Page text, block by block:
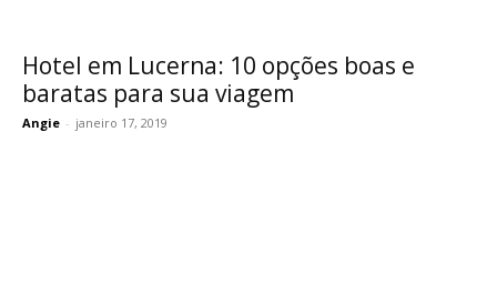
Hotel em Lucerna: 10 opções boas e
baratas para sua viagem
Angie - janeiro 17, 2019